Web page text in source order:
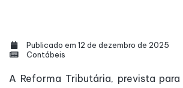
Publicado em 12 de dezembro de 2025
Contábeis
A Reforma Tributária, prevista